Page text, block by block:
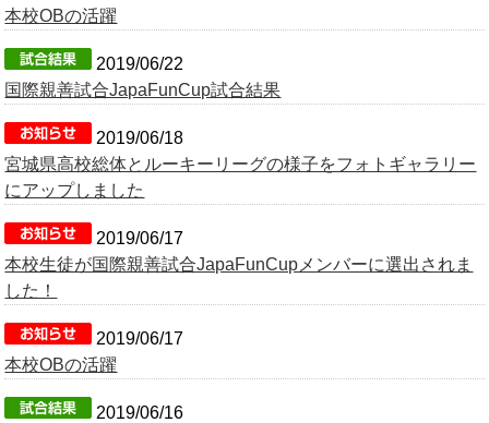
本校OBの活躍
2019/06/22
国際親善試合JapaFunCup試合結果
2019/06/18
宮城県高校総体とルーキーリーグの様子をフォトギャラリー
にアップしました
2019/06/17
本校生徒が国際親善試合JapaFunCupメンバーに選出されま
した！
2019/06/17
本校OBの活躍
2019/06/16